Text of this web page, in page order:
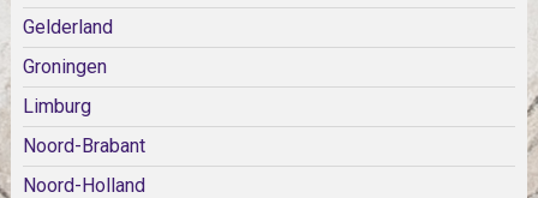
Gelderland
Groningen
Limburg
Noord-Brabant
Noord-Holland